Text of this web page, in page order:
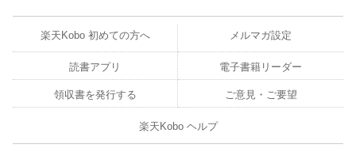
楽天Kobo 初めての方へ メルマガ設定
読書アプリ 電子書籍リーダー
領収書を発行する ご意見・ご要望
楽天Kobo ヘルプ